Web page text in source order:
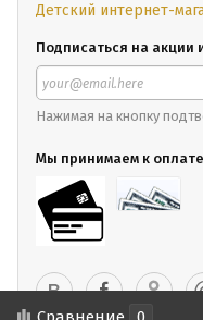
Детский интернет-
Подписаться на акции
Нажимая на кнопку
Мы принимаем к оплате